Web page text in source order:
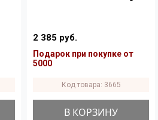
2 385 руб.
Подарок при покупке от
5000
Код товара: 3665
В КОРЗИНУ